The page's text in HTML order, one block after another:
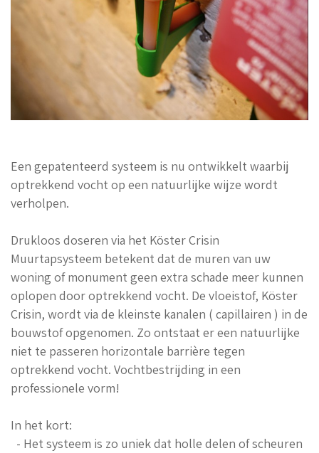
Een gepatenteerd systeem is nu ontwikkelt waarbij
optrekkend vocht op een natuurlijke wijze wordt
verholpen.
Drukloos doseren via het Köster Crisin
Muurtapsysteem betekent dat de muren van uw
woning of monument geen extra schade meer kunnen
oplopen door optrekkend vocht. De vloeistof, Köster
Crisin, wordt via de kleinste kanalen ( capillairen ) in de
bouwstof opgenomen. Zo ontstaat er een natuurlijke
niet te passeren horizontale barrière tegen
optrekkend vocht. Vochtbestrijding in een
professionele vorm!
In het kort:
- Het systeem is zo uniek dat holle delen of scheuren